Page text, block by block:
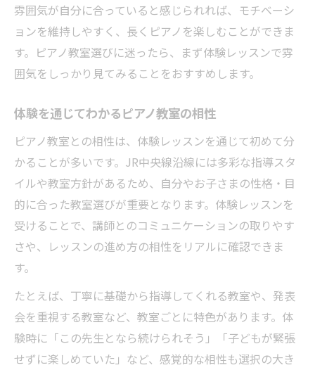
雰囲気が自分に合っていると感じられれば、モチベーシ
ョンを維持しやすく、長くピアノを楽しむことができま
す。ピアノ教室選びに迷ったら、まず体験レッスンで雰
囲気をしっかり見てみることをおすすめします。
体験を通じてわかるピアノ教室の相性
ピアノ教室との相性は、体験レッスンを通じて初めて分
かることが多いです。JR中央線沿線には多彩な指導スタ
イルや教室方針があるため、自分やお子さまの性格・目
的に合った教室選びが重要となります。体験レッスンを
受けることで、講師とのコミュニケーションの取りやす
さや、レッスンの進め方の相性をリアルに確認できま
す。
たとえば、丁寧に基礎から指導してくれる教室や、発表
会を重視する教室など、教室ごとに特色があります。体
験時に「この先生となら続けられそう」「子どもが緊張
せずに楽しめていた」など、感覚的な相性も選択の大き